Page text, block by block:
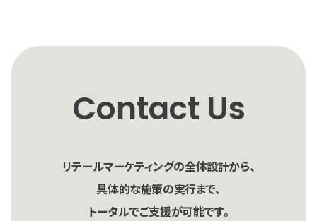
Contact Us
リテールマーケティングの全体設計から、
具体的な施策の実行まで、
トータルでご支援が可能です。